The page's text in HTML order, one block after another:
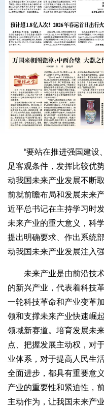
“要站在推进强国建设
足客观条件，发挥比较优
动我国未来产业发展不断
前就前瞻布局和发展未来
近平总书记在主持学习时
未来产业的重大意义，科
提出明确要求、作出系统
动我国未来产业发展注入
未来产业是由前沿技术
的新兴产业，代表着科技
一轮科技革命和产业变革
领和支撑未来产业快速崛
领域新赛道。培育发展未
点、把握发展主动权，对
业体系，对于提高人民生
全面进步，都具有重要意
产业的重要性和紧迫性，
主动作为，让我国未来产